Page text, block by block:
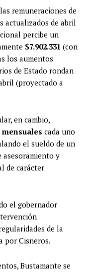
remuneraciones de
actualizados de abril
percibe un
$7.902.331 (con
los aumentos
de Estado rondan
(proyectado a
en cambio,
cada uno
el sueldo de un
y
de carácter
el gobernador
de la
por Cisneros.
Bustamante se